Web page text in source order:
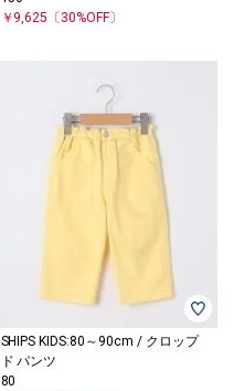
￥9,625 〔30%OFF〕
SHIPS KIDS:80～90cm / クロップ
ド パンツ
80